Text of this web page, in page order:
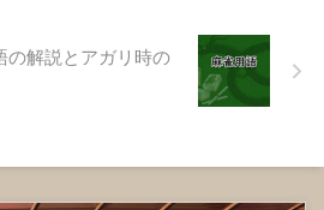
の解説とアガリ時の